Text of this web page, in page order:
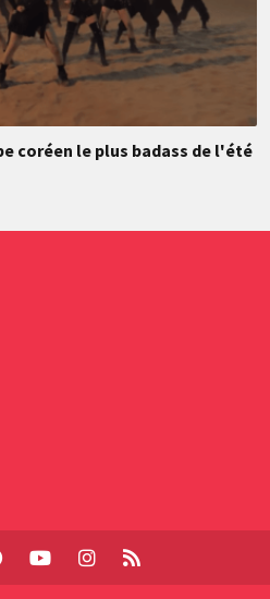
coréen le plus badass de l'été